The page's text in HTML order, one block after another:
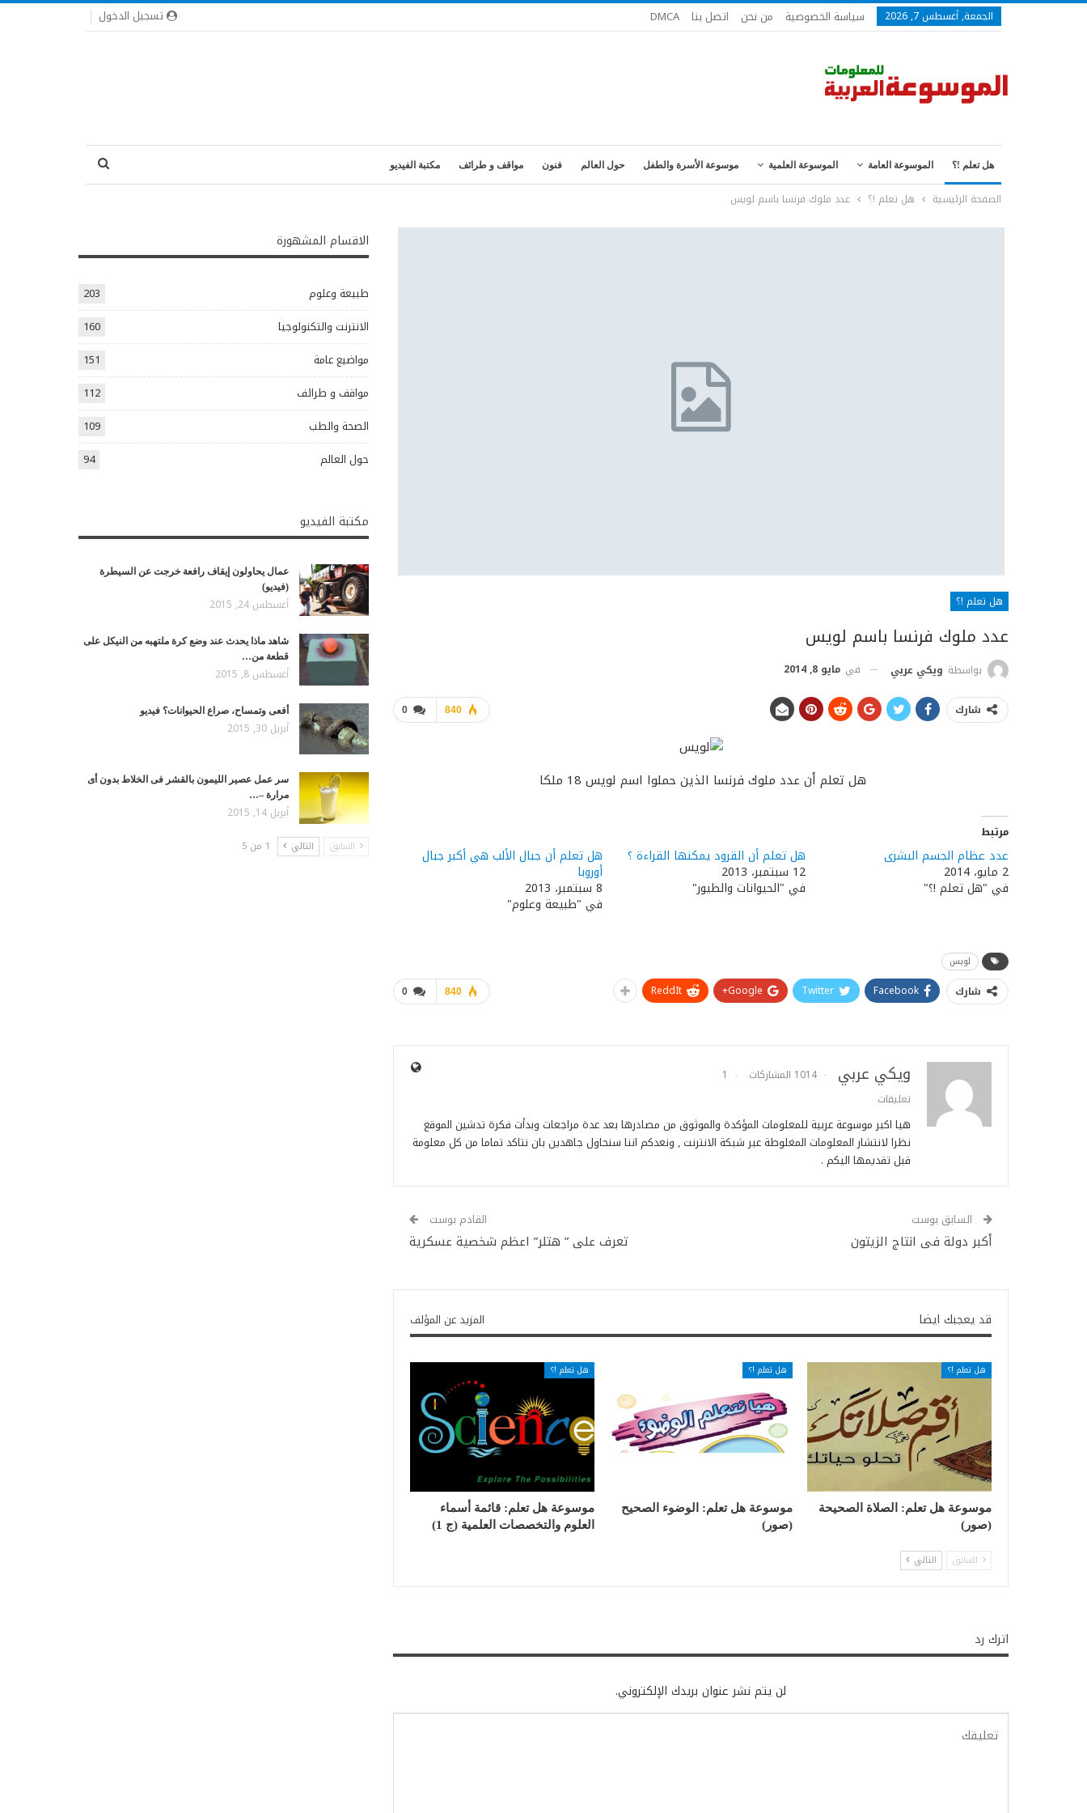
تسجيل الدخول الجمعة, أغسطس 7, 2026 سياسة الخصوصية من نحن اتصل بنا DMCA
هل تعلم !؟ الموسوعة العامة الموسوعة العلمية موسوعة الأسرة والطفل حول العالم فنون مواقف و طرائف مكتبة الفيديو
الصفحة الرئيسية هل تعلم !؟ عدد ملوك فرنسا باسم لويس
هل تعلم !؟
عدد ملوك فرنسا باسم لويس
بواسطة ويكي عربي في مايو 8, 2014
0 840 شارك
هل تعلم أن عدد ملوك فرنسا الذين حملوا اسم لويس 18 ملكا ​
مرتبط
عدد عظام الجسم البشرى
2 مايو، 2014
في "هل تعلم !؟"
هل تعلم أن القرود يمكنها القراءة ؟
12 سبتمبر، 2013
في "الحيوانات والطيور"
هل تعلم أن جبال الألب هي أكبر جبال
أوروبا
8 سبتمبر، 2013
في "طبيعة وعلوم"
لويس
0 840 شارك Facebook
Twitter
Google+
ReddIt
ويكي عربي 1014 المشاركات
1
تعليقات
هيا اكبر موسوعة عربية للمعلومات المؤكدة والموثوق من مصادرها بعد عدة مراجعات وبدأت فكرة تدشين الموقع
نظرا لانتشار المعلومات المغلوطة عبر شبكة الانترنت , ونعدكم اننا سنحاول جاهدين بان نتاكد تماما من كل معلومة
قبل تقديمها اليكم .
السابق بوست
أكبر دولة فى انتاج الزيتون
القادم بوست
تعرف على ” هتلر” اعظم شخصية عسكرية
قد يعجبك ايضا المزيد عن المؤلف
هل تعلم !؟
موسوعة هل تعلم: الصلاة الصحيحة
(صور)
هل تعلم !؟
موسوعة هل تعلم: الوضوء الصحيح
(صور)
هل تعلم !؟
موسوعة هل تعلم: قائمة أسماء
العلوم والتخصصات العلمية (ج 1)
السابق التالي
اترك رد
لن يتم نشر عنوان بريدك الإلكتروني.
الاقسام المشهورة
طبيعة وعلوم
203
الانترنت والتكنولوجيا
160
مواضيع عامة
151
مواقف و طرائف
112
الصحة والطب
109
حول العالم
94
مكتبة الفيديو
عمال يحاولون إيقاف رافعة خرجت عن السيطرة
(فيديو)
أغسطس 24, 2015
شاهد ماذا يحدث عند وضع كرة ملتهبه من النيكل على
قطعة من…
أغسطس 8, 2015
أفعى وتمساح، صراع الحيوانات؟ فيديو
أبريل 30, 2015
سر عمل عصير الليمون بالقشر فى الخلاط بدون أى
مرارة –…
أبريل 14, 2015
السابق التالي 1 من 5